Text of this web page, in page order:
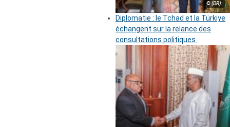
© (DR)
Diplomatie : le Tchad et la Türkiye
échangent sur la relance des
consultations politiques